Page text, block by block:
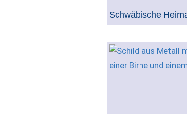
Schwäbische